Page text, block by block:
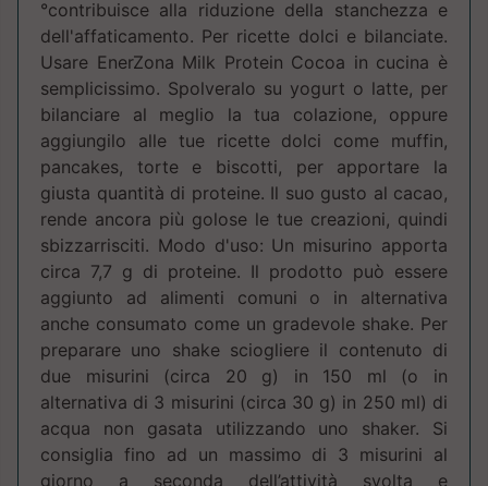
°contribuisce alla riduzione della stanchezza e
dell'affaticamento. Per ricette dolci e bilanciate.
Usare EnerZona Milk Protein Cocoa in cucina è
semplicissimo. Spolveralo su yogurt o latte, per
bilanciare al meglio la tua colazione, oppure
aggiungilo alle tue ricette dolci come muffin,
pancakes, torte e biscotti, per apportare la
giusta quantità di proteine. Il suo gusto al cacao,
rende ancora più golose le tue creazioni, quindi
sbizzarrisciti. Modo d'uso: Un misurino apporta
circa 7,7 g di proteine. Il prodotto può essere
aggiunto ad alimenti comuni o in alternativa
anche consumato come un gradevole shake. Per
preparare uno shake sciogliere il contenuto di
due misurini (circa 20 g) in 150 ml (o in
alternativa di 3 misurini (circa 30 g) in 250 ml) di
acqua non gasata utilizzando uno shaker. Si
consiglia fino ad un massimo di 3 misurini al
giorno a seconda dell’attività svolta e